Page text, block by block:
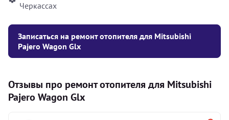
Черкассах
Записаться на ремонт отопителя для Mitsubishi
Pajero Wagon Glx
Отзывы про ремонт отопителя для Mitsubishi
Pajero Wagon Glx